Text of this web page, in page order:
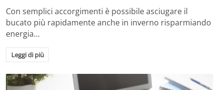
Con semplici accorgimenti è possibile asciugare il
bucato più rapidamente anche in inverno risparmiando
energia…
Leggi di più